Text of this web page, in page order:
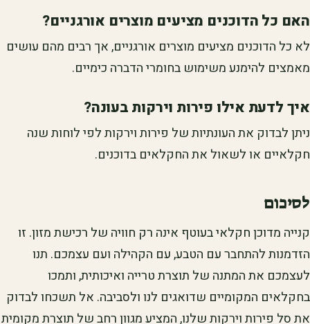
האם כל הדוכנים מציעים מוצרים אורגניים?
לא כל הדוכנים מציעים מוצרים אורגניים, אך רבים מהם עושים
מאמצים להימנע משימוש בחומרי הדברה כימיים.
איך לדעת אילו פירות וירקות בעונה?
ניתן לבדוק את העונתיות של פירות וירקות לפי לוחות שנה
חקלאיים או לשאול את החקלאים בדוכנים.
לסיכום
קנייה מדוכן חקלאי בעוטף אינה רק חוויה של רכישת מזון. זו
הזדמנות להתחבר עם הטבע, עם הקהילה ועם עצמכם. תנו
לעצמכם את המתנה של תוצרת טרייה ואיכותית, ותמכו
בחקלאים המקומיים שדואגים לנו ולסביבה. אל תשכחו לבדוק
את סל פירות וירקות שלנו, המציע מגוון רחב של תוצרת מקומית